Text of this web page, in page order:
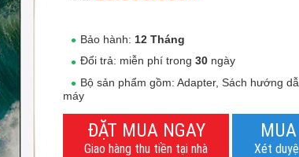
Bảo hành: 12 Tháng
Đổi trả: miễn phí trong 30 ngày
Bộ sản phẩm gồm: Adapter, Sách hướng
máy
ĐẶT MUA NGAY
Giao hàng thu tiền tại nhà Xét